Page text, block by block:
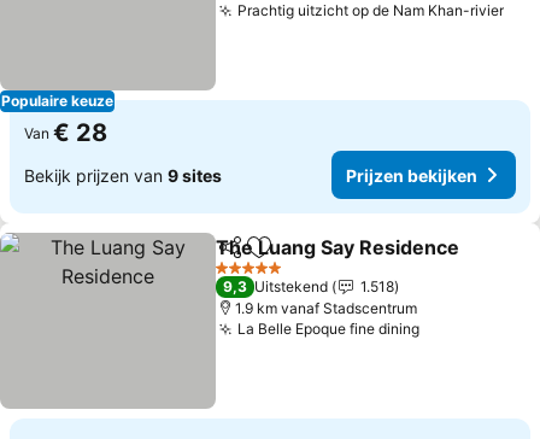
Populaire keuze
Prachtig uitzicht op de Nam Khan-rivier
Van € 28
Bekijk prijzen van 9 sites Prijzen bekijken
DelenToevoegen aan favorieten
The Luang Say Residence
5 Sterren
9,3 Uitstekend
1.518
1.9 km vanaf Stadscentrum
La Belle Epoque fine dining